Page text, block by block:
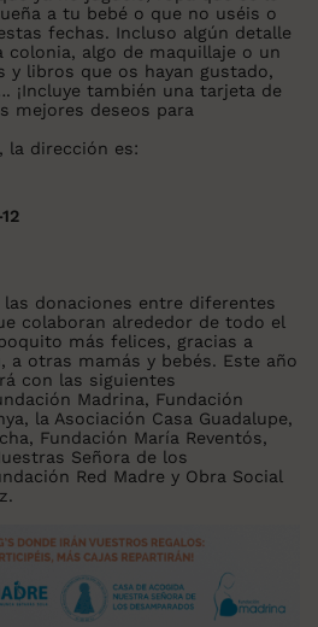
a tu bebé o que no uséis o
fechas. Incluso algún detalle
colonia, algo de maquillaje o un
y libros que os hayan gustado,
¡Incluye también una tarjeta de
mejores deseos para
la dirección es:
donaciones entre diferentes
colaboran alrededor de todo el
más felices, gracias a
a otras mamás y bebés. Este año
con las siguientes
Madrina, Fundación
la Asociación Casa Guadalupe,
Fundación María Reventós,
Señora de los
Red Madre y Obra Social